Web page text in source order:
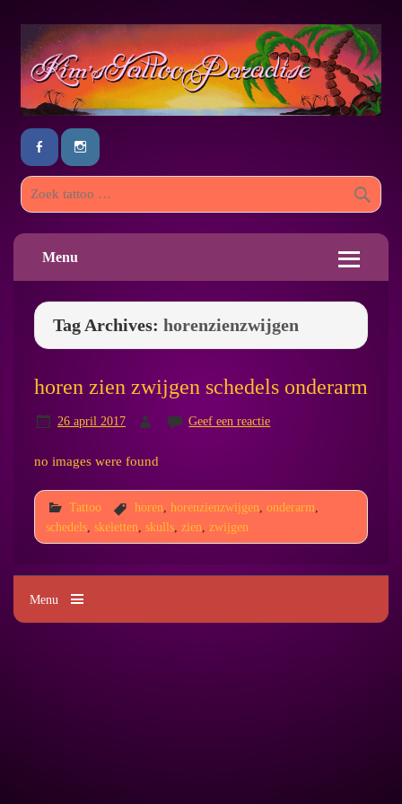
Menu
Tag Archives: horenzienzwijgen
horen zien zwijgen schedels onderarm
26 april 2017 Geef een reactie
no images were found
Tattoo horen horenzienzwijgen onderarm
schedels, skeletten, skulls, zien, zwijgen
Menu